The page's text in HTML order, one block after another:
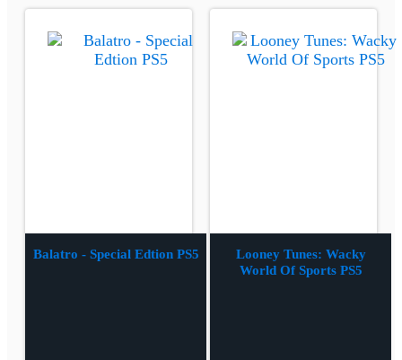
Balatro - Special Edtion PS5
Looney Tunes: Wacky
World Of Sports PS5